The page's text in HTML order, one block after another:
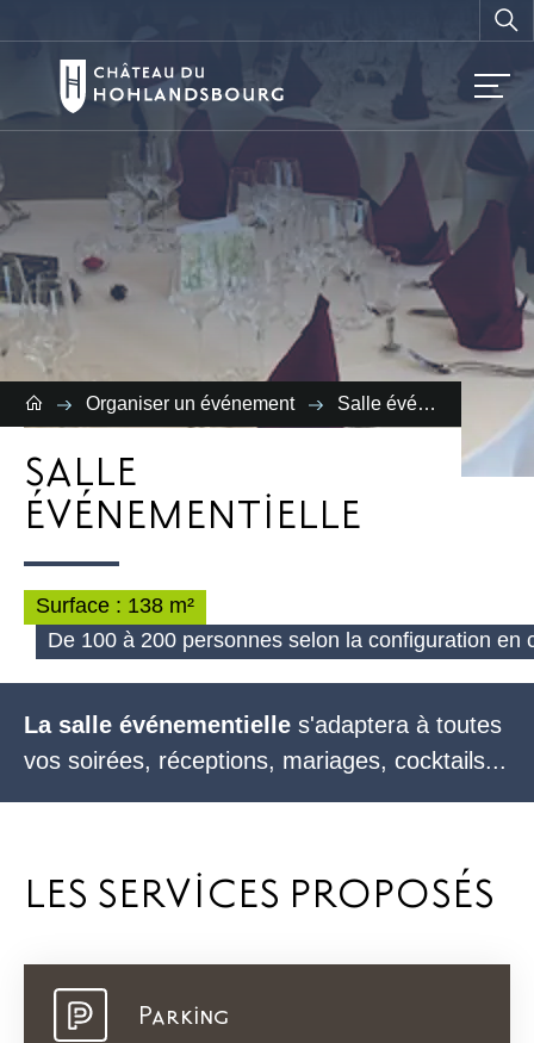
Vousrecherchez ?
Organiser un événement Salle événementielle
SALLE
ÉVÉNEMENTIELLE
Surface : 138 m²
De 100 à 200 personnes selon la configuration en
La salle événementielle s'adaptera à toutes
vos soirées, réceptions, mariages, cocktails...
LES SERVICES PROPOSÉS
Parking